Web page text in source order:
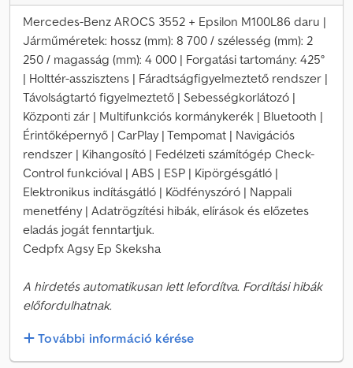
Mercedes-Benz AROCS 3552 + Epsilon M100L86 daru |
Járműméretek: hossz (mm): 8 700 / szélesség (mm): 2
250 / magasság (mm): 4 000 | Forgatási tartomány: 425°
| Holttér-asszisztens | Fáradtságfigyelmeztető rendszer |
Távolságtartó figyelmeztető | Sebességkorlátozó |
Központi zár | Multifunkciós kormánykerék | Bluetooth |
Érintőképernyő | CarPlay | Tempomat | Navigációs
rendszer | Kihangosító | Fedélzeti számítógép Check-
Control funkcióval | ABS | ESP | Kipörgésgátló |
Elektronikus indításgátló | Ködfényszóró | Nappali
menetfény | Adatrögzítési hibák, elírások és előzetes
eladás jogát fenntartjuk.
Cedpfx Agsy Ep Skeksha
A hirdetés automatikusan lett lefordítva. Fordítási hibák
előfordulhatnak.
További információ kérése